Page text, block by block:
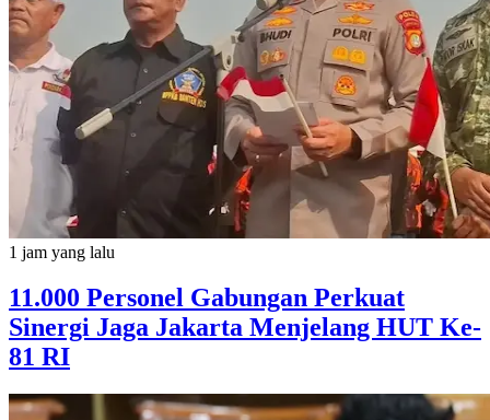
1 jam yang lalu
11.000 Personel Gabungan Perkuat
Sinergi Jaga Jakarta Menjelang HUT Ke-
81 RI